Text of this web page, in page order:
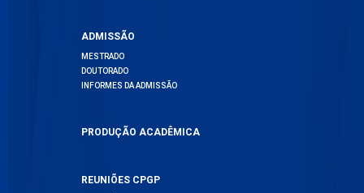
ADMISSÃO
MESTRADO
DOUTORADO
INFORMES DA ADMISSÃO
PRODUÇÃO ACADÊMICA
REUNIÕES CPGP